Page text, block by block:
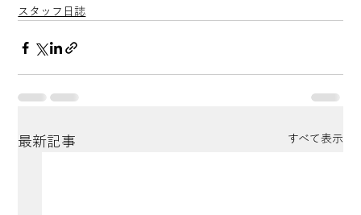
スタッフ日誌
最新記事 すべて表示